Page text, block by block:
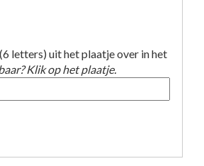
letters) uit het plaatje over in het
Klik op het plaatje.